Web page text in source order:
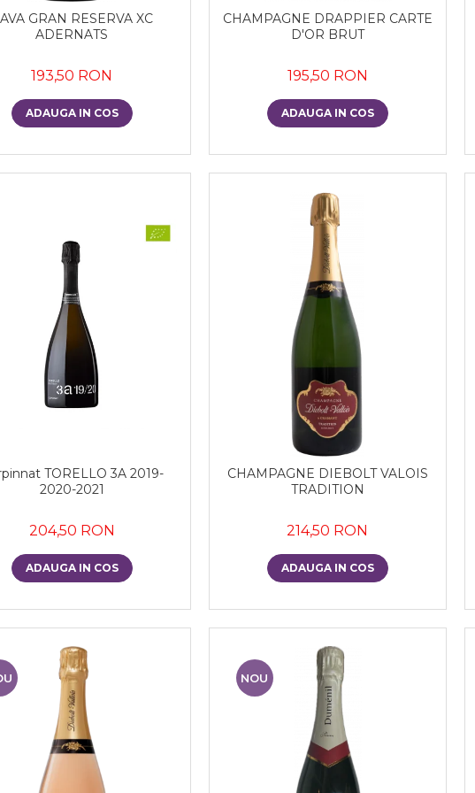
GRAN RESERVA XC
ADERNATS
193,50 RON
ADAUGA IN COS
CHAMPAGNE DRAPPIER CARTE
D'OR BRUT
195,50 RON
ADAUGA IN COS
TORELLO 3A 2019-
2020-2021
204,50 RON
ADAUGA IN COS
CHAMPAGNE DIEBOLT VALOIS
TRADITION
214,50 RON
ADAUGA IN COS
NOU